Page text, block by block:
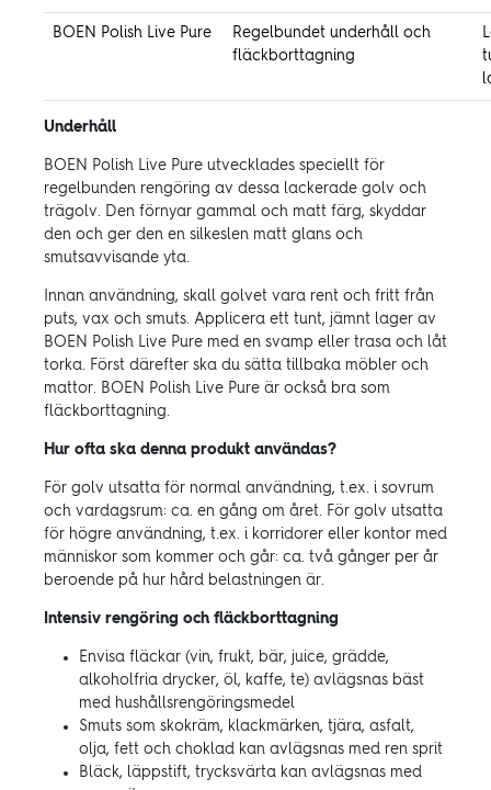
BOEN Polish Live Pure
Regelbundet underhåll och
fläckborttagning
Underhåll
BOEN Polish Live Pure utvecklades speciellt för
regelbunden rengöring av dessa lackerade golv och
trägolv. Den förnyar gammal och matt färg, skyddar
den och ger den en silkeslen matt glans och
smutsavvisande yta.
Innan användning, skall golvet vara rent och fritt från
puts, vax och smuts. Applicera ett tunt, jämnt lager av
BOEN Polish Live Pure med en svamp eller trasa och låt
torka. Först därefter ska du sätta tillbaka möbler och
mattor. BOEN Polish Live Pure är också bra som
fläckborttagning.
Hur ofta ska denna produkt användas?
För golv utsatta för normal användning, t.ex. i sovrum
och vardagsrum: ca. en gång om året. För golv utsatta
för högre användning, t.ex. i korridorer eller kontor med
människor som kommer och går: ca. två gånger per år
beroende på hur hård belastningen är.
Intensiv rengöring och fläckborttagning
Envisa fläckar (vin, frukt, bär, juice, grädde,
alkoholfria drycker, öl, kaffe, te) avlägsnas bäst
med hushållsrengöringsmedel
Smuts som skokräm, klackmärken, tjära, asfalt,
olja, fett och choklad kan avlägsnas med ren sprit
Bläck, läppstift, trycksvärta kan avlägsnas med